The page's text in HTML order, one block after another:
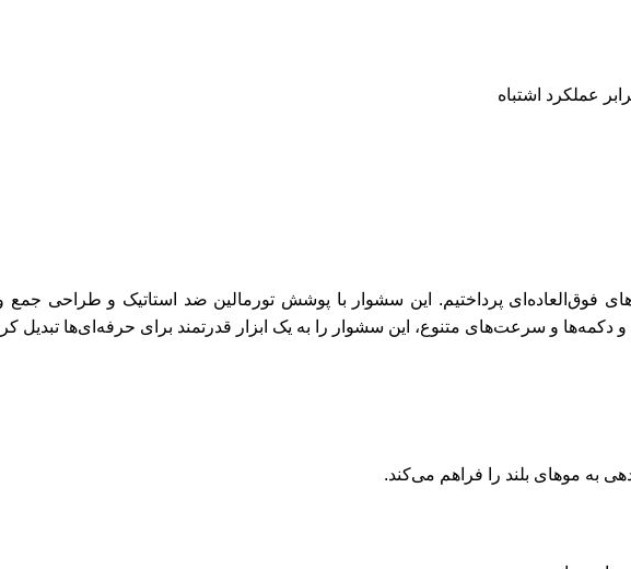
سشوار حرفه‌ای با قدرت 2000 وات و ویژگی‌های فوق‌العاده‌ای پرداختیم. این سشوار با پوشش تورمالین ضد استاتیک و طراحی
به موهای بلند را فراهم می‌کند.